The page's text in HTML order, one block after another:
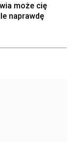
może cię
naprawdę